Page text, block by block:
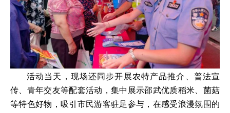
活动当天，现场还同步开展农特产品推介、普法宣
传、青年交友等配套活动，集中展示邵武优质稻米、菌菇
等特色好物，吸引市民游客驻足参与，在感受浪漫氛围的